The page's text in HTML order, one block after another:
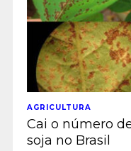
AGRICULTURA
Cai o número
soja no Brasil